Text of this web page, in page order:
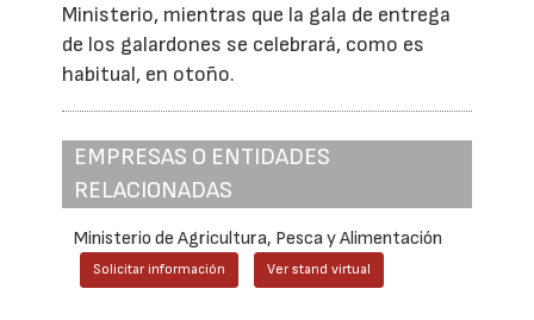
Ministerio, mientras que la gala de entrega
de los galardones se celebrará, como es
habitual, en otoño.
EMPRESAS O ENTIDADES
RELACIONADAS
Ministerio de Agricultura, Pesca y Alimentación
Solicitar información Ver stand virtual